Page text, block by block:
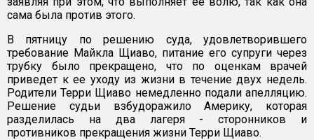
сама была против этого.
В пятницу по решению суда, удовлетворившего
требование Майкла Щиаво, питание его супруги через
трубку было прекращено, что по оценкам врачей
приведет к ее уходу из жизни в течение двух недель.
Родители Терри Щиаво немедленно подали апелляцию.
Решение судьи взбудоражило Америку, которая
разделилась на два лагеря - сторонников и
противников прекращения жизни Терри Щиаво.